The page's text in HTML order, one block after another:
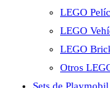
LEGO
LEGO
LEGO
Otros